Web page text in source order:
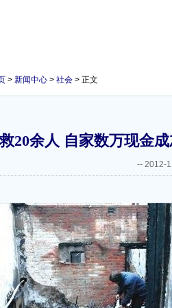
> 新闻中心 > 社会 > 正文
20余人 自家数万现金
-- 2012-